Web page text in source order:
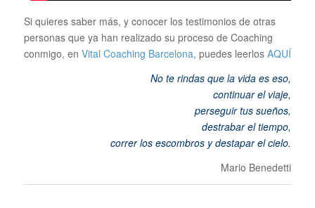
Si quieres saber más, y conocer los testimonios de otras
personas que ya han realizado su proceso de Coaching
conmigo, en Vital Coaching Barcelona, puedes leerlos AQUÍ
No te rindas que la vida es eso,
continuar el viaje,
perseguir tus sueños,
destrabar el tiempo,
correr los escombros y destapar el cielo.
Mario Benedetti